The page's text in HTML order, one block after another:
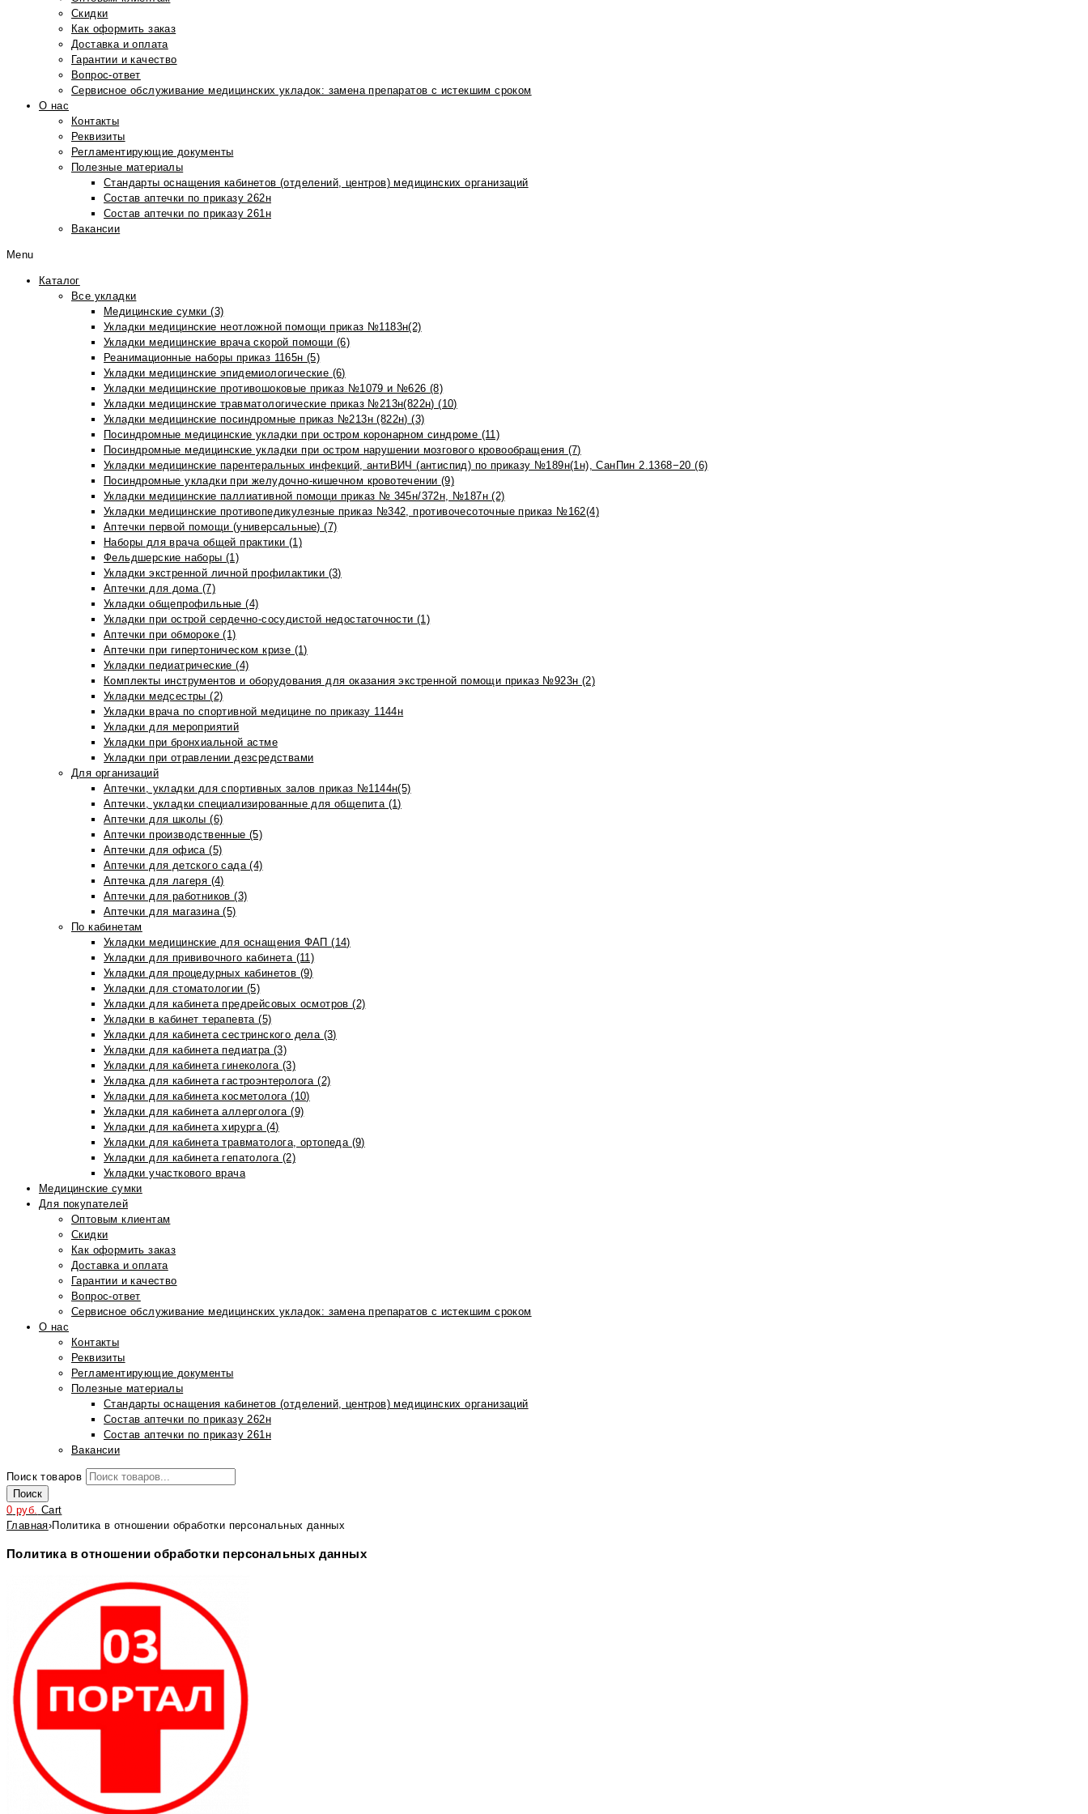
Скидки
Как оформить заказ
Доставка и оплата
Гарантии и качество
Вопрос-ответ
Сервисное обслуживание медицинских укладок: замена препаратов с истекшим сроком
О нас
Контакты
Реквизиты
Регламентирующие документы
Полезные материалы
Стандарты оснащения кабинетов (отделений, центров) медицинских организаций
Состав аптечки по приказу 262н
Состав аптечки по приказу 261н
Вакансии
Menu
Каталог
Все укладки
Медицинские сумки (3)
Укладки медицинские неотложной помощи приказ №1183н(2)
Укладки медицинские врача скорой помощи (6)
Реанимационные наборы приказ 1165н (5)
Укладки медицинские эпидемиологические (6)
Укладки медицинские противошоковые приказ №1079 и №626 (8)
Укладки медицинские травматологические приказ №213н(822н) (10)
Укладки медицинские посиндромные приказ №213н (822н) (3)
Посиндромные медицинские укладки при остром коронарном синдроме (11)
Посиндромные медицинские укладки при остром нарушении мозгового кровообращения (7)
Укладки медицинские парентеральных инфекций, антиВИЧ (антиспид) по приказу №189н(1н), СанПин 2.1368−20 (6)
Посиндромные укладки при желудочно-кишечном кровотечении (9)
Укладки медицинские паллиативной помощи приказ № 345н/372н, №187н (2)
Укладки медицинские противопедикулезные приказ №342, противочесоточные приказ №162(4)
Аптечки первой помощи (универсальные) (7)
Наборы для врача общей практики (1)
Фельдшерские наборы (1)
Укладки экстренной личной профилактики (3)
Аптечки для дома (7)
Укладки общепрофильные (4)
Укладки при острой сердечно-сосудистой недостаточности (1)
Аптечки при обмороке (1)
Аптечки при гипертоническом кризе (1)
Укладки педиатрические (4)
Комплекты инструментов и оборудования для оказания экстренной помощи приказ №923н (2)
Укладки медсестры (2)
Укладки врача по спортивной медицине по приказу 1144н
Укладки для мероприятий
Укладки при бронхиальной астме
Укладки при отравлении дезсредствами
Для организаций
Аптечки, укладки для спортивных залов приказ №1144н(5)
Аптечки, укладки специализированные для общепита (1)
Аптечки для школы (6)
Аптечки производственные (5)
Аптечки для офиса (5)
Аптечки для детского сада (4)
Аптечка для лагеря (4)
Аптечки для работников (3)
Аптечки для магазина (5)
По кабинетам
Укладки медицинские для оснащения ФАП (14)
Укладки для прививочного кабинета (11)
Укладки для процедурных кабинетов (9)
Укладки для стоматологии (5)
Укладки для кабинета предрейсовых осмотров (2)
Укладки в кабинет терапевта (5)
Укладки для кабинета сестринского дела (3)
Укладки для кабинета педиатра (3)
Укладки для кабинета гинеколога (3)
Укладка для кабинета гастроэнтеролога (2)
Укладки для кабинета косметолога (10)
Укладки для кабинета аллерголога (9)
Укладки для кабинета хирурга (4)
Укладки для кабинета травматолога, ортопеда (9)
Укладки для кабинета гепатолога (2)
Укладки участкового врача
Медицинские сумки
Для покупателей
Оптовым клиентам
Скидки
Как оформить заказ
Доставка и оплата
Гарантии и качество
Вопрос-ответ
Сервисное обслуживание медицинских укладок: замена препаратов с истекшим сроком
О нас
Контакты
Реквизиты
Регламентирующие документы
Полезные материалы
Стандарты оснащения кабинетов (отделений, центров) медицинских организаций
Состав аптечки по приказу 262н
Состав аптечки по приказу 261н
Вакансии
Поиск товаров
Поиск
0 руб. Cart
Главная›Политика в отношении обработки персональных данных
Политика в отношении обработки персональных данных